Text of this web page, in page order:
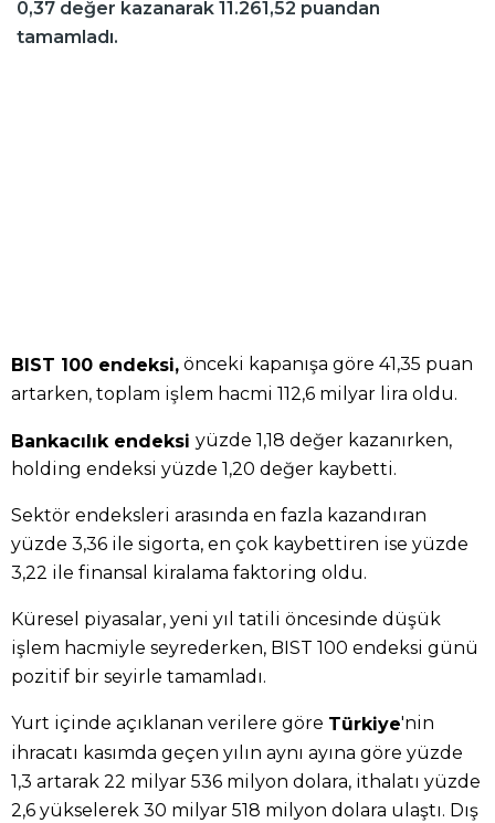
0,37 değer kazanarak 11.261,52 puandan
tamamladı.
BIST 100 endeksi, önceki kapanışa göre 41,35 puan
artarken, toplam işlem hacmi 112,6 milyar lira oldu.
Bankacılık endeksi yüzde 1,18 değer kazanırken,
holding endeksi yüzde 1,20 değer kaybetti.
Sektör endeksleri arasında en fazla kazandıran
yüzde 3,36 ile sigorta, en çok kaybettiren ise yüzde
3,22 ile finansal kiralama faktoring oldu.
Küresel piyasalar, yeni yıl tatili öncesinde düşük
işlem hacmiyle seyrederken, BIST 100 endeksi günü
pozitif bir seyirle tamamladı.
Yurt içinde açıklanan verilere göre Türkiye'nin
ihracatı kasımda geçen yılın aynı ayına göre yüzde
1,3 artarak 22 milyar 536 milyon dolara, ithalatı yüzde
2,6 yükselerek 30 milyar 518 milyon dolara ulaştı. Dış